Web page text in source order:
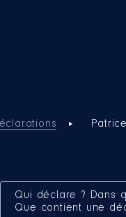
Qui déclare ? Dans
Que contient une